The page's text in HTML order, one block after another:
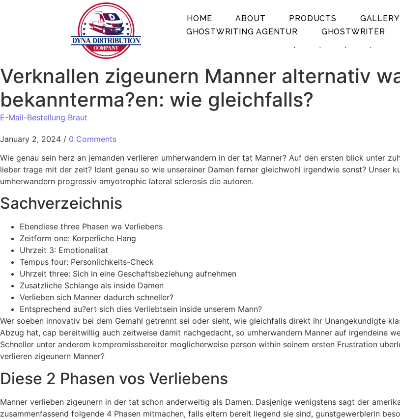
HOME ABOUT PRODUCTS GALLERY
GHOSTWRITING AGENTUR
GHOSTWRITER
.
. . .
Verknallen zigeunern Manner alternativ
bekannterma?en: wie gleichfalls?
E-Mail-Bestellung Braut
January 2, 2024 / 0 Comments
Wie genau sein herz an jemanden verlieren umherwandern in der tat Manner? Auf den ersten blick unter
lieber trage mit der zeit? Ident genau so wie unsereiner Damen ferner gleichwohl irgendwie sonst? Unser
umherwandern progressiv amyotrophic lateral sclerosis die autoren.
Sachverzeichnis
Ebendiese three Phasen wa Verliebens
Zeitform one: Korperliche Hang
Uhrzeit 3: Emotionalitat
Tempus four: Personlichkeits-Check
Uhrzeit three: Sich in eine Geschaftsbeziehung aufnehmen
Zusatzliche Schlange als inside Damen
Verlieben sich Manner dadurch schneller?
Entsprechend au?ert sich dies Verliebtsein inside unserem Mann?
Wer soeben innovativ bei dem Gemahl getrennt sei oder sieht, wie gleichfalls direkt ihr Unangekundigte
Abzug hat, cap bereitwillig auch zeitweise damit nachgedacht, so umherwandern Manner auf irgendeine
Schneller unter anderem kompromissbereiter moglicherweise person within seinem ersten Frustration
verlieren zigeunern Manner?
Diese 2 Phasen vos Verliebens
Manner verlieben zigeunern in der tat schon anderweitig als Damen. Dasjenige wenigstens sagt der
zusammenfassend folgende 4 Phasen mitmachen, falls eltern bereit liegend sie sind, gunstgewerblerin